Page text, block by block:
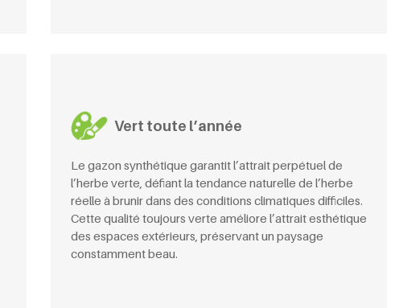
Vert toute l’année
Le gazon synthétique garantit l’attrait perpétuel de
l’herbe verte, défiant la tendance naturelle de l’herbe
réelle à brunir dans des conditions climatiques difficiles.
Cette qualité toujours verte améliore l’attrait esthétique
des espaces extérieurs, préservant un paysage
constamment beau.